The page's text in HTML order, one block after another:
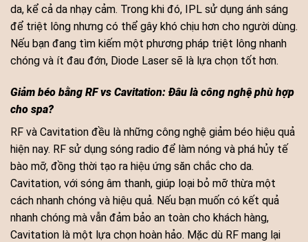
da, kể cả da nhạy cảm. Trong khi đó, IPL sử dụng ánh sáng
để triệt lông nhưng có thể gây khó chịu hơn cho người dùng.
Nếu bạn đang tìm kiếm một phương pháp triệt lông nhanh
chóng và ít đau đớn, Diode Laser sẽ là lựa chọn tốt hơn.
Giảm béo bằng RF vs Cavitation: Đâu là công nghệ phù hợp
cho spa?
RF và Cavitation đều là những công nghệ giảm béo hiệu quả
hiện nay. RF sử dụng sóng radio để làm nóng và phá hủy tế
bào mỡ, đồng thời tạo ra hiệu ứng săn chắc cho da.
Cavitation, với sóng âm thanh, giúp loại bỏ mỡ thừa một
cách nhanh chóng và hiệu quả. Nếu bạn muốn có kết quả
nhanh chóng mà vẫn đảm bảo an toàn cho khách hàng,
Cavitation là một lựa chọn hoàn hảo. Mặc dù RF mang lại